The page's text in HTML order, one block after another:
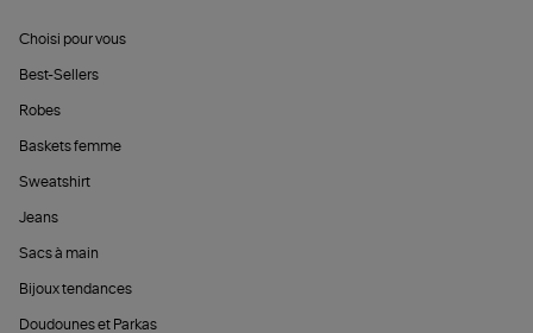
Choisi pour vous
Best-Sellers
Robes
Baskets femme
Sweatshirt
Jeans
Sacs à main
Bijoux tendances
Doudounes et Parkas